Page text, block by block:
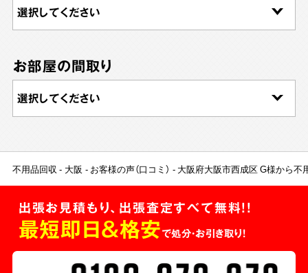
お部屋の間取り
不用品回収 大阪 お客様の声（口コミ） 大阪府大阪市西成区 G様から不
出張お見積もり、出張査定すべて無料!!
最短即日＆格安で処分・お引き取り！